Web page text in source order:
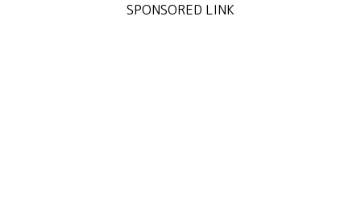
SPONSORED LINK